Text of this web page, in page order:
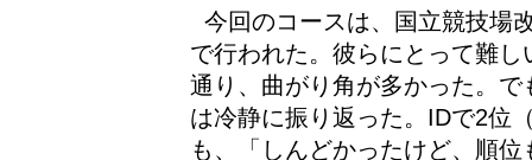
今回のコースは、国立競技場
で行われた。彼らにとって難
通り、曲がり角が多かった。
は冷静に振り返った。IDで2位
も、「しんどかったけど、順